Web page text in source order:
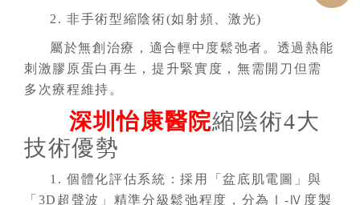
2. 非手術型縮陰術(如射頻、激光)
屬於無創治療，適合輕中度鬆弛者。透過熱能
刺激膠原蛋白再生，提升緊實度，無需開刀但需
多次療程維持。
深圳怡康醫院縮陰術4大
技術優勢
1. 個體化評估系統 ：採用「盆底肌電圖」與
「3D超聲波」精準分級鬆弛程度，分為Ⅰ-Ⅳ度製